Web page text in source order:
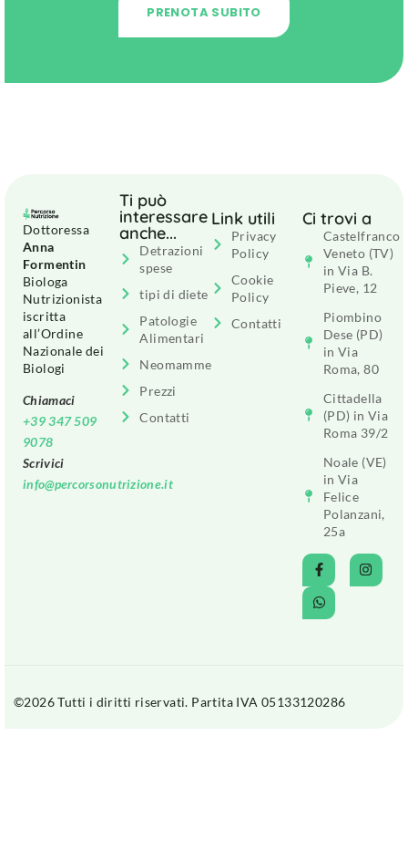
PRENOTA SUBITO
Dottoressa
Anna
Formentin
Biologa
Nutrizionista
iscritta
all’Ordine
Nazionale dei
Biologi
Chiamaci
+39 347 509
9078
Scrivici
info@percorsonutrizione.it
Ti può
interessare
anche...
Detrazioni
spese
tipi di diete
Patologie
Alimentari
Neomamme
Prezzi
Contatti
Link utili
Privacy
Policy
Cookie
Policy
Contatti
Ci trovi a
Castelfranco
Veneto (TV)
in Via B.
Pieve, 12
Piombino
Dese (PD)
in Via
Roma, 80
Cittadella
(PD) in Via
Roma 39/2
Noale (VE)
in Via
Felice
Polanzani,
25a
©2026 Tutti i diritti riservati. Partita IVA 05133120286